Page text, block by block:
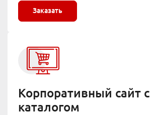
Заказать
Корпоративный сайт с
каталогом